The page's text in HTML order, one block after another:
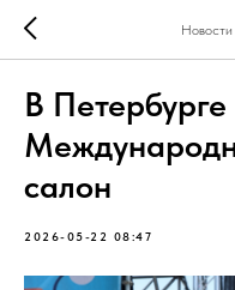
Новости
В
салон
2026-05-22 08:47